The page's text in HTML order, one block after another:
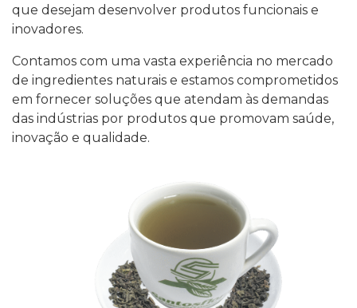
que desejam desenvolver produtos funcionais e
inovadores.
Contamos com uma vasta experiência no mercado
de ingredientes naturais e estamos comprometidos
em fornecer soluções que atendam às demandas
das indústrias por produtos que promovam saúde,
inovação e qualidade.